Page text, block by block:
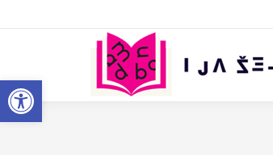
Open toolbar